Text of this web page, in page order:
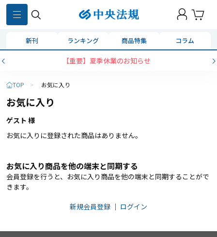
新刊 ランキング 商品特集 コラム
【重要】夏季休業のお知らせ
TOP > お気に入り
お気に入り
ゲスト 様
お気に入りに登録された商品はありません。
お気に入り商品を他の端末と同期する
会員登録を行うと、お気に入り商品を他の端末と同期することがで
きます。
新規会員登録 ｜ ログイン